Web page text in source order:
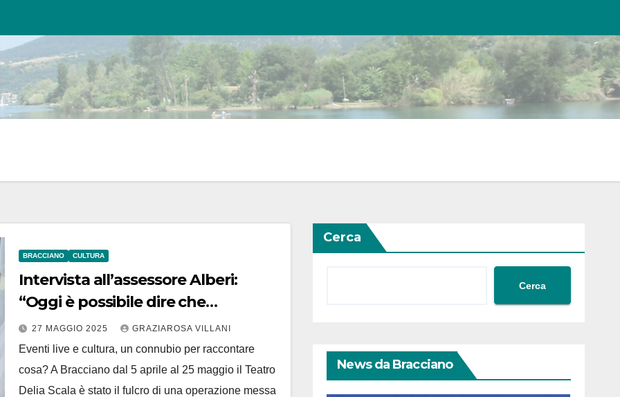
BRACCIANO CULTURA
Intervista all’assessore Alberi:
“Oggi è possibile dire che
Bracciano ha un teatro, un punto
di riferimento culturale
riconosciuto”
27 MAGGIO 2025 GRAZIAROSA VILLANI
Eventi live e cultura, un connubio per raccontare
cosa? A Bracciano dal 5 aprile al 25 maggio il Teatro
Delia Scala è stato il fulcro di una operazione messa
Cerca
Cerca
News da Bracciano